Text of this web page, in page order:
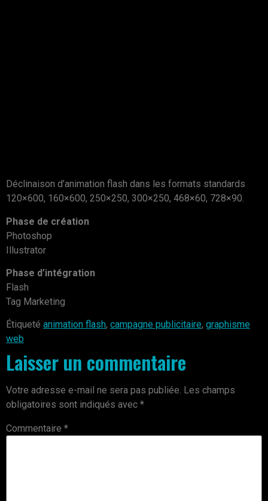
Déclinaison d’animation flash dans les formats standards
120×600, 160×600, 250×250, 300×250, 468×60, 728×90.
Phase de création
Photoshop
Illustrator
Phase d’intégration
Flash
Tag Marketing
Étiqueté animation flash, campagne publicitaire, graphisme
web
Laisser un commentaire
Votre adresse e-mail ne sera pas publiée. Les champs
obligatoires sont indiqués avec *
Commentaire *